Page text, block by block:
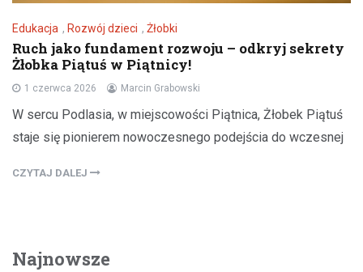
Edukacja , Rozwój dzieci , Żłobki
Ruch jako fundament rozwoju – odkryj sekrety
Żłobka Piątuś w Piątnicy!
1 czerwca 2026 Marcin Grabowski
W sercu Podlasia, w miejscowości Piątnica, Żłobek Piątuś
staje się pionierem nowoczesnego podejścia do wczesnej
CZYTAJ DALEJ
Najnowsze